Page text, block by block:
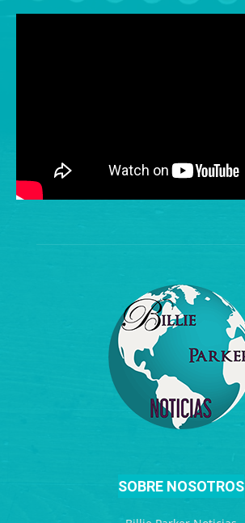
SOBRE NOSOTROS